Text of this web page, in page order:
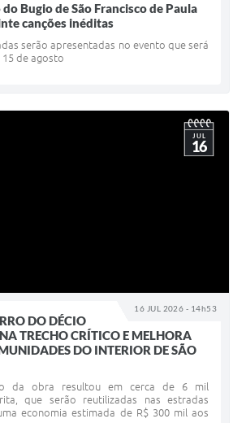
Bugio de São Francisco de Paula
canções inéditas
serão apresentadas no evento que será
15 de agosto
16 JUL 2026 - 14h53
JUL
16
DO DÉCIO
TRECHO CRÍTICO E MELHORA
DO INTERIOR DE SÃO
da obra resultou em cerca de 6 mil
que serão reutilizadas nas estradas
economia estimada de R$ 300 mil aos